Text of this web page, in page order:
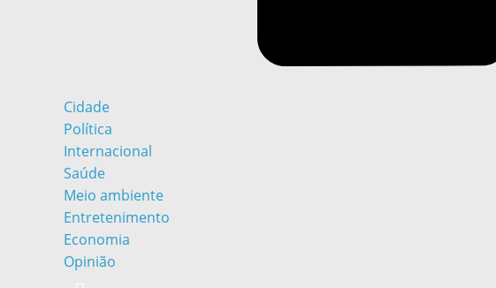
Cidade
Política
Internacional
Saúde
Meio ambiente
Entretenimento
Economia
Opinião